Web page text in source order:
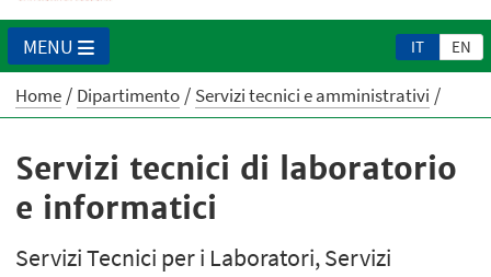
IT EN
MENU
Home Dipartimento Servizi tecnici e amministrativi
Servizi tecnici di laboratorio
e informatici
Servizi Tecnici per i Laboratori, Servizi